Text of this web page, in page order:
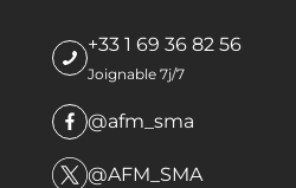
+33 1 69 36 82 56
Joignable 7j/7
@afm_sma
@AFM_SMA